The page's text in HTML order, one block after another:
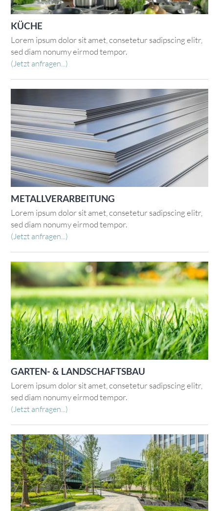
KÜCHE
Lorem ipsum dolor sit amet, consetetur sadipscing elitr,
sed diam nonumy eirmod tempor.
(Jetzt anfragen...)
METALLVERARBEITUNG
Lorem ipsum dolor sit amet, consetetur sadipscing elitr,
sed diam nonumy eirmod tempor.
(Jetzt anfragen...)
GARTEN- & LANDSCHAFTSBAU
Lorem ipsum dolor sit amet, consetetur sadipscing elitr,
sed diam nonumy eirmod tempor.
(Jetzt anfragen...)